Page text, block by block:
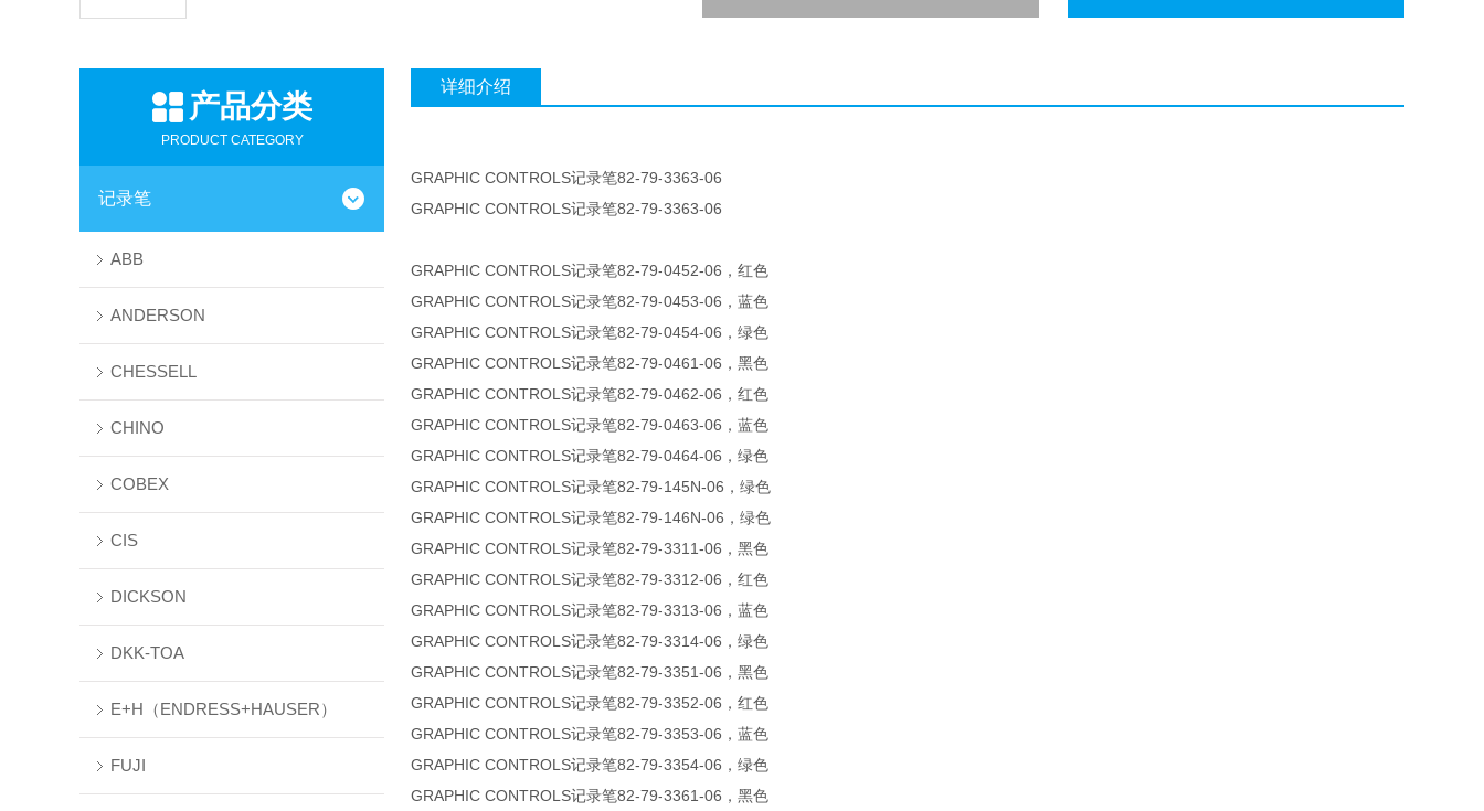
产品分类
PRODUCT CATEGORY
记录笔
ABB
ANDERSON
CHESSELL
CHINO
COBEX
CIS
DICKSON
DKK-TOA
E+H（ENDRESS+HAUSER）
FUJI
详细介绍
GRAPHIC CONTROLS记录笔82-79-3363-06
GRAPHIC CONTROLS记录笔82-79-3363-06
GRAPHIC CONTROLS记录笔82-79-0452-06，红色
GRAPHIC CONTROLS记录笔82-79-0453-06，蓝色
GRAPHIC CONTROLS记录笔82-79-0454-06，绿色
GRAPHIC CONTROLS记录笔82-79-0461-06，黑色
GRAPHIC CONTROLS记录笔82-79-0462-06，红色
GRAPHIC CONTROLS记录笔82-79-0463-06，蓝色
GRAPHIC CONTROLS记录笔82-79-0464-06，绿色
GRAPHIC CONTROLS记录笔82-79-145N-06，绿色
GRAPHIC CONTROLS记录笔82-79-146N-06，绿色
GRAPHIC CONTROLS记录笔82-79-3311-06，黑色
GRAPHIC CONTROLS记录笔82-79-3312-06，红色
GRAPHIC CONTROLS记录笔82-79-3313-06，蓝色
GRAPHIC CONTROLS记录笔82-79-3314-06，绿色
GRAPHIC CONTROLS记录笔82-79-3351-06，黑色
GRAPHIC CONTROLS记录笔82-79-3352-06，红色
GRAPHIC CONTROLS记录笔82-79-3353-06，蓝色
GRAPHIC CONTROLS记录笔82-79-3354-06，绿色
GRAPHIC CONTROLS记录笔82-79-3361-06，黑色